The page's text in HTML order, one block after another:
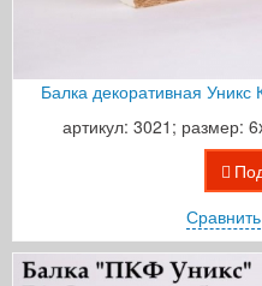
Балка декоративная
артикул: 3021; размер:
Сравнить